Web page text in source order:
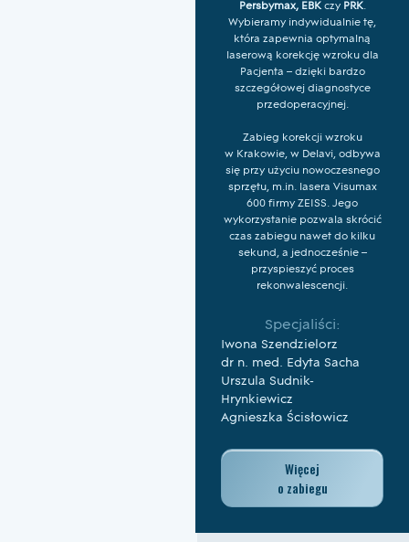
Persbymax, EBKczy PRK.
Wybieramy indywidualnie tę,
która zapewnia optymalną
laserową korekcję wzroku dla
Pacjenta – dzięki bardzo
szczegółowej diagnostyce
przedoperacyjnej.
Zabieg korekcji wzroku
w Krakowie, w Delavi, odbywa
się przy użyciu nowoczesnego
sprzętu, m.in. lasera Visumax
600 firmy ZEISS. Jego
wykorzystanie pozwala skrócić
czas zabiegu nawet do kilku
sekund, a jednocześnie –
przyspieszyć proces
rekonwalescencji.
Specjaliści:
Iwona Szendzielorz
dr n. med. Edyta Sacha
Urszula Sudnik-
Hrynkiewicz
Agnieszka Ścisłowicz
Więcej
o zabiegu